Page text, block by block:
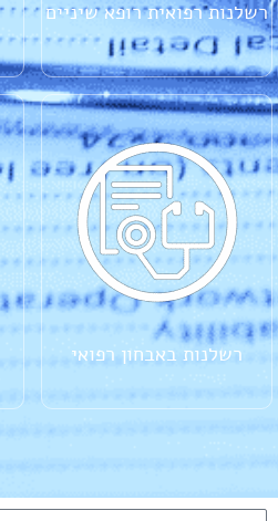
רשלנות רפואית רופא שיניים
רשלנות באבחון רפואי